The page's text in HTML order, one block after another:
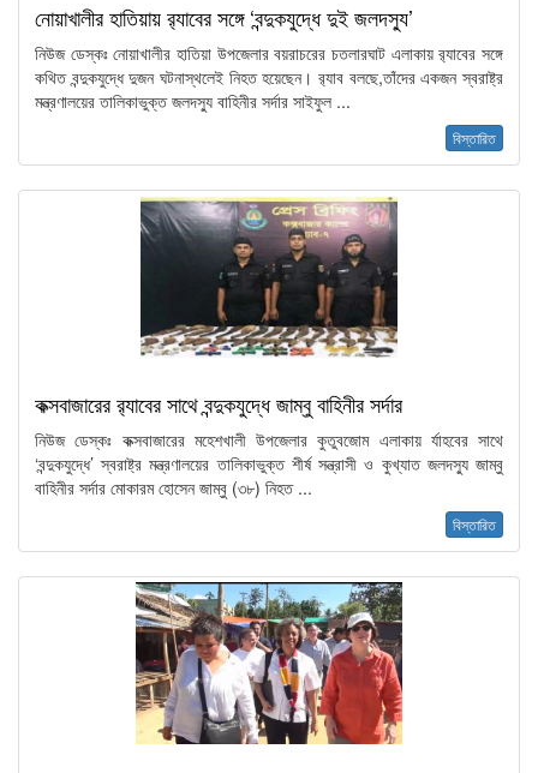
নোয়াখালীর হাতিয়ায় র‍্যাবের সঙ্গে ‘বন্দুকযুদ্ধে দুই জলদস্যু’
নিউজ ডেস্কঃ নোয়াখালীর হাতিয়া উপজেলার বয়রাচরের চতলারঘাট এলাকায় র‍্যাবের সঙ্গে
কথিত বন্দুকযুদ্ধে দুজন ঘটনাস্থলেই নিহত হয়েছেন। র‍্যাব বলছে,তাঁদের একজন স্বরাষ্ট্র
মন্ত্রণালয়ের তালিকাভুক্ত জলদস্যু বাহিনীর সর্দার সাইফুল ...
বিস্তারিত
কক্সবাজারের র‍্যাবের সাথে বন্দুকযুদ্ধে জাম্বু বাহিনীর সর্দার
নিউজ ডেস্কঃ কক্সবাজারের মহেশখালী উপজেলার কুতুবজোম এলাকায় র্যাহবের সাথে
‘বন্দুকযুদ্ধে’ স্বরাষ্ট্র মন্ত্রণালয়ের তালিকাভুক্ত শীর্ষ সন্ত্রাসী ও কুখ্যাত জলদস্যু জাম্বু
বাহিনীর সর্দার মোকারম হোসেন জাম্বু (৩৮) নিহত ...
বিস্তারিত